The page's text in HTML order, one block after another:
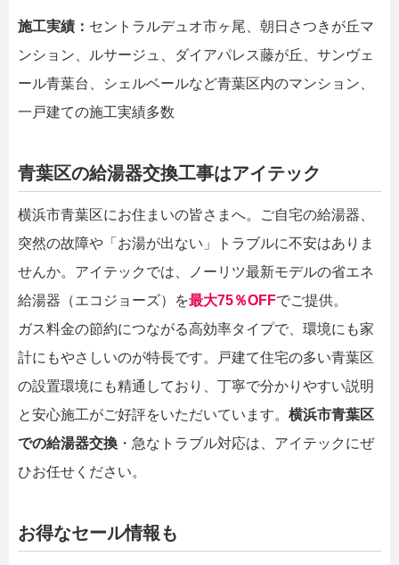
施工実績： セントラルデュオ市ヶ尾、朝日さつきが丘マ
ンション、ルサージュ、ダイアパレス藤が丘、サンヴェ
ール青葉台、シェルベールなど青葉区内のマンション、
一戸建ての施工実績多数
青葉区の給湯器交換工事はアイテック
横浜市青葉区にお住まいの皆さまへ。ご自宅の給湯器、
突然の故障や「お湯が出ない」トラブルに不安はありま
せんか。アイテックでは、ノーリツ最新モデルの省エネ
給湯器（エコジョーズ）を最大75％OFFでご提供。
ガス料金の節約につながる高効率タイプで、環境にも家
計にもやさしいのが特長です。戸建て住宅の多い青葉区
の設置環境にも精通しており、丁寧で分かりやすい説明
と安心施工がご好評をいただいています。 横浜市青葉区
での給湯器交換 ・急なトラブル対応は、アイテックにぜ
ひお任せください。
お得なセール情報も